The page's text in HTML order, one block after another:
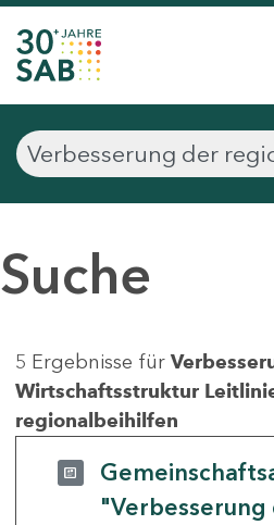
Suche
5 Ergebnisse für
Wirtschaftsstruktur
regionalbeihilfen
"Verbesserung